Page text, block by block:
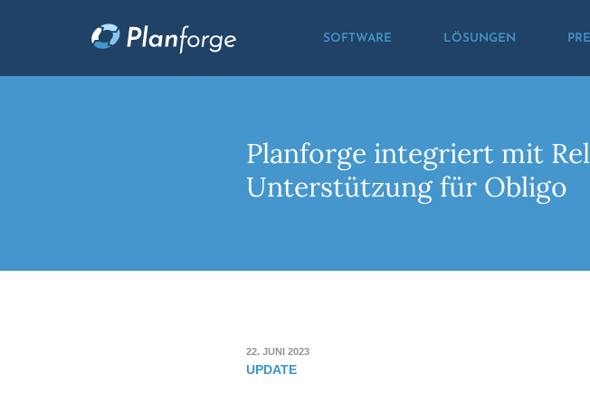
SOFTWARE LÖSUNGEN
Planforge integriert mit
Unterstützung für Obligo
22. JUNI 2023
UPDATE